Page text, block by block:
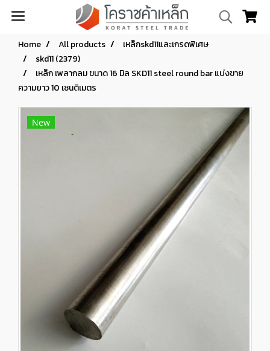
Home All products
เหล็กskd11และเกรดพิเศษ
skd11 (2379)
เหล็ก เพลากลม ขนาด 16 มิล SKD11 steel round bar แบ่งขาย
ความยาว 10 เซนติเมตร
New